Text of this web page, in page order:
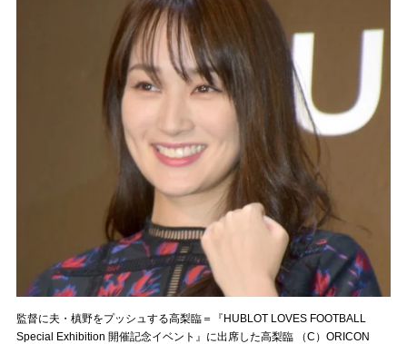
監督に夫・槙野をプッシュする高梨臨＝『HUBLOT LOVES FOOTBALL
Special Exhibition 開催記念イベント』に出席した高梨臨 （C）ORICON